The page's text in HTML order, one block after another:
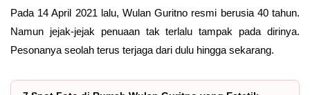
Pada 14 April 2021 lalu, Wulan Guritno resmi berusia 40 tahun.
Namun jejak-jejak penuaan tak terlalu tampak pada dirinya.
Pesonanya seolah terus terjaga dari dulu hingga sekarang.